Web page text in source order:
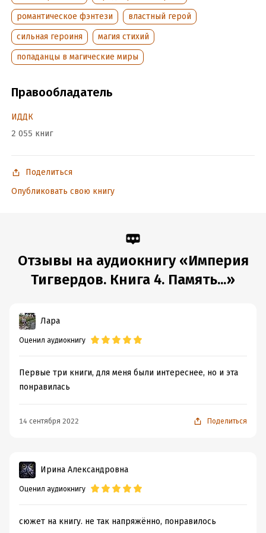
© ИДДК
Подробная информация
Год издания:2018
романтическое фэнтези
властный герой
сильная героиня
магия стихий
попаданцы в магические миры
Правообладатель
ИДДК
2 055 книг
Поделиться
Опубликовать свою книгу
Отзывы на аудиокнигу «Империя
Тигвердов. Книга 4. Память...»
Лара
Оценил аудиокнигу
Первые три книги, для меня были интереснее, но и эта
понравилась
14 сентября 2022 Поделиться
Ирина Александровна
Оценил аудиокнигу
сюжет на книгу. не так напряжённо, понравилось